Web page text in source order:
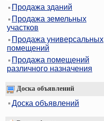
Продажа зданий
Продажа земельных
участков
Продажа универсальных
помещений
Продажа помещений
различного назначения
Доска объявлений
Доска объявлений